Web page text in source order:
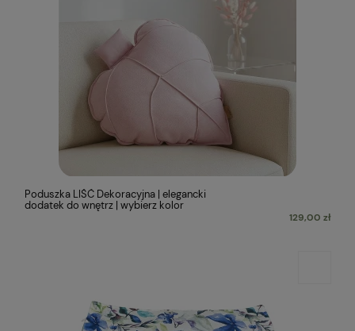
Poduszka LIŚĆ Dekoracyjna | elegancki
dodatek do wnętrz | wybierz kolor
129,00 zł